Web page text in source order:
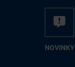
NO­VIN­KY